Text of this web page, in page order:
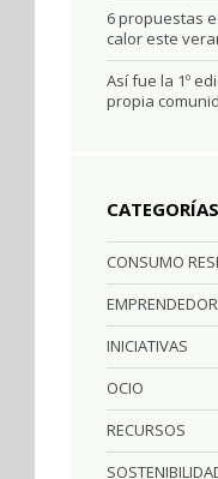
6 propuestas
calor este
Así fue la 1º
propia
CATEGORÍAS
CONSUMO
INICIATIVAS
OCIO
RECURSOS